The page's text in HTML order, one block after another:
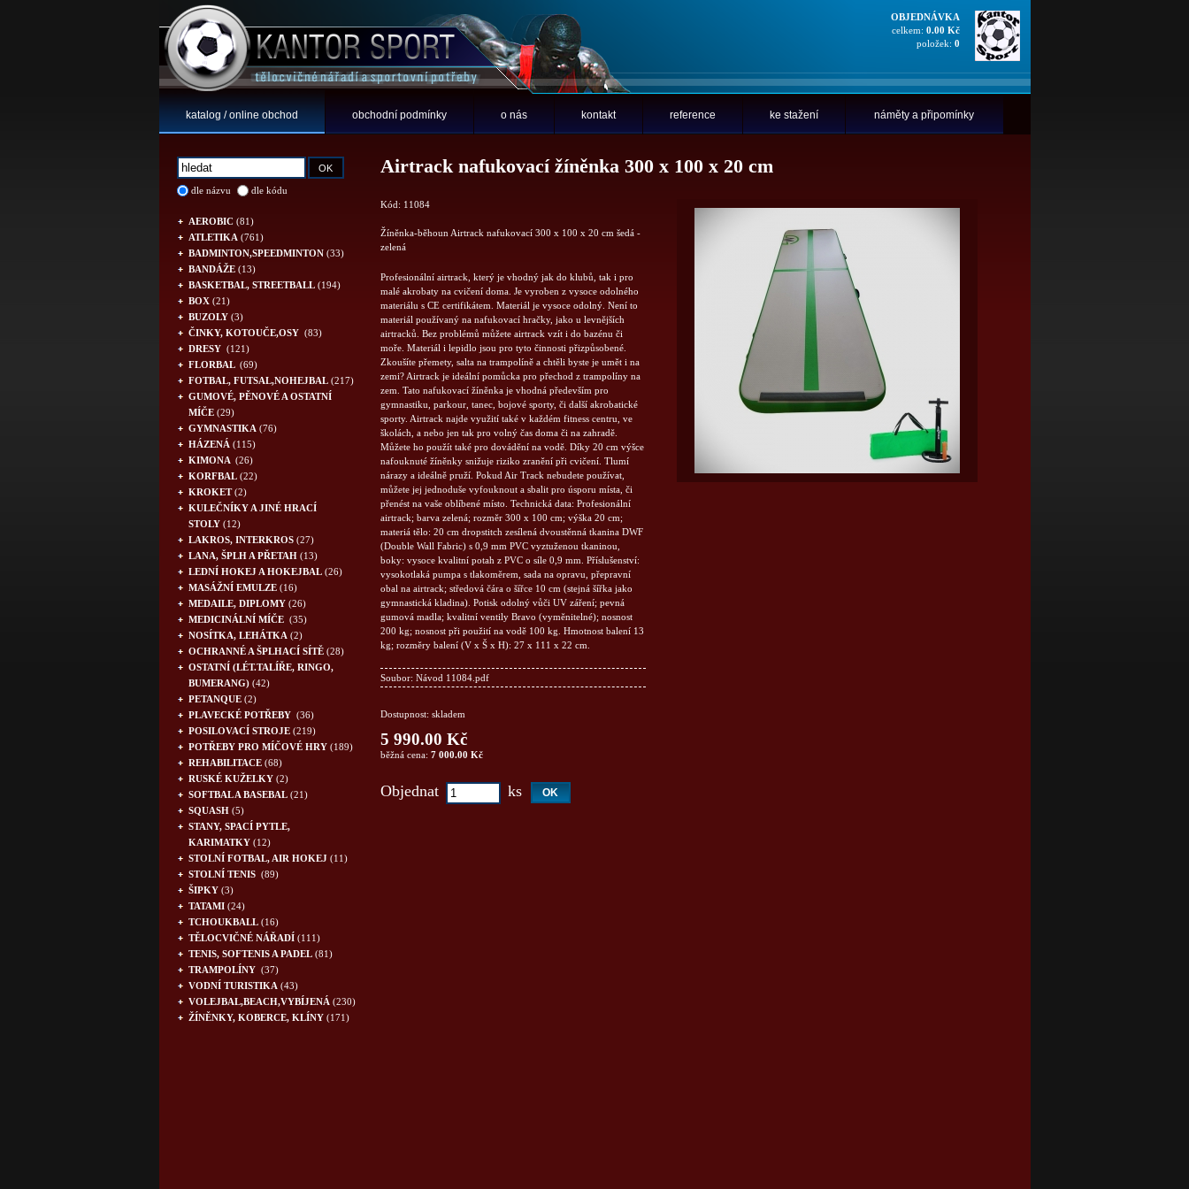
OBJEDNÁVKA
celkem: 0.00 Kč
položek: 0
katalog / online obchod obchodní podmínky o nás kontakt reference ke stažení náměty a připomínky
dle názvu dle kódu
AEROBIC (81)
ATLETIKA (761)
BADMINTON,SPEEDMINTON (33)
BANDÁŽE (13)
BASKETBAL, STREETBALL (194)
BOX (21)
BUZOLY (3)
ČINKY, KOTOUČE,OSY (83)
DRESY (121)
FLORBAL (69)
FOTBAL, FUTSAL,NOHEJBAL (217)
GUMOVÉ, PĚNOVÉ A OSTATNÍ
MÍČE (29)
GYMNASTIKA (76)
HÁZENÁ (115)
KIMONA (26)
KORFBAL (22)
KROKET(2)
KULEČNÍKY A JINÉ HRACÍ
STOLY (12)
LAKROS, INTERKROS (27)
LANA, ŠPLH A PŘETAH (13)
LEDNÍ HOKEJ A HOKEJBAL (26)
MASÁŽNÍ EMULZE (16)
MEDAILE, DIPLOMY (26)
MEDICINÁLNÍ MÍČE (35)
NOSÍTKA, LEHÁTKA (2)
OCHRANNÉ A ŠPLHACÍ SÍTĚ (28)
OSTATNÍ (LÉT.TALÍŘE, RINGO,
BUMERANG) (42)
PETANQUE (2)
PLAVECKÉ POTŘEBY (36)
POSILOVACÍ STROJE (219)
POTŘEBY PRO MÍČOVÉ HRY (189)
REHABILITACE (68)
RUSKÉ KUŽELKY (2)
SOFTBAL A BASEBAL (21)
SQUASH (5)
STANY, SPACÍ PYTLE,
KARIMATKY (12)
STOLNÍ FOTBAL, AIR HOKEJ (11)
STOLNÍ TENIS (89)
ŠIPKY (3)
TATAMI (24)
TCHOUKBALL (16)
TĚLOCVIČNÉ NÁŘADÍ (111)
TENIS, SOFTENIS A PADEL (81)
TRAMPOLÍNY (37)
VODNÍ TURISTIKA (43)
VOLEJBAL,BEACH,VYBÍJENÁ (230)
ŽÍNĚNKY, KOBERCE, KLÍNY (171)
Airtrack nafukovací žíněnka 300 x 100 x 20 cm
Kód: 11084
Žíněnka-běhoun Airtrack nafukovací 300 x 100 x 20 cm šedá -
zelená
Profesionální airtrack, který je vhodný jak do klubů, tak i pro
malé akrobaty na cvičení doma. Je vyroben z vysoce odolného
materiálu s CE certifikátem. Materiál je vysoce odolný. Není to
materiál používaný na nafukovací hračky, jako u levnějších
airtracků. Bez problémů můžete airtrack vzít i do bazénu či
moře. Materiál i lepidlo jsou pro tyto činnosti přizpůsobené.
Zkoušíte přemety, salta na trampolíně a chtěli byste je umět i na
zemi? Airtrack je ideální pomůcka pro přechod z trampolíny na
zem. Tato nafukovací žíněnka je vhodná především pro
gymnastiku, parkour, tanec, bojové sporty, či další akrobatické
sporty. Airtrack najde využití také v každém fitness centru, ve
školách, a nebo jen tak pro volný čas doma či na zahradě.
Můžete ho použít také pro dovádění na vodě. Díky 20 cm výšce
nafouknuté žíněnky snižuje riziko zranění při cvičení. Tlumí
nárazy a ideálně pruží. Pokud Air Track nebudete používat,
můžete jej jednoduše vyfouknout a sbalit pro úsporu místa, či
přenést na vaše oblíbené místo. Technická data: Profesionální
airtrack; barva zelená; rozměr 300 x 100 cm; výška 20 cm;
materiá tělo: 20 cm dropstitch zesílená dvoustěnná tkanina DWF
(Double Wall Fabric) s 0,9 mm PVC vyztuženou tkaninou,
boky: vysoce kvalitní potah z PVC o síle 0,9 mm. Příslušenství:
vysokotlaká pumpa s tlakoměrem, sada na opravu, přepravní
obal na airtrack; středová čára o šířce 10 cm (stejná šířka jako
gymnastická kladina). Potisk odolný vůči UV záření; pevná
gumová madla; kvalitní ventily Bravo (vyměnitelné); nosnost
200 kg; nosnost při použití na vodě 100 kg. Hmotnost balení 13
kg; rozměry balení (V x Š x H): 27 x 111 x 22 cm.
Soubor: Návod 11084.pdf
Dostupnost: skladem
5 990.00 Kč
běžná cena: 7 000.00 Kč
Objednat ks